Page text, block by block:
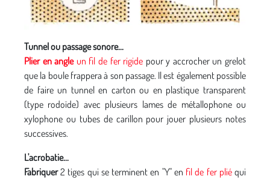
Tunnel ou passage sonore...
Plier en angleun fil de fer rigide pour y accrocher un grelot
que la boule frappera à son passage. Il est également possible
de faire un tunnel en carton ou en plastique transparent
(type rodoïde) avec plusieurs lames de métallophone ou
xylophone ou tubes de carillon pour jouer plusieurs notes
successives.
L'acrobatie...
Fabriquer2 tiges qui se terminent en "Y" en fil de fer pliéqui